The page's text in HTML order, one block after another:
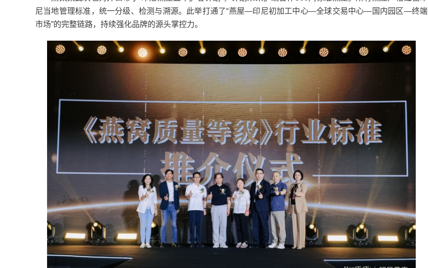
尼当地管理标准，统一分级、检测与溯源。此举打通了“燕屋—印尼初加工中心—全球交易中心—国内园区—终端
市场”的完整链路，持续强化品牌的源头掌控力。